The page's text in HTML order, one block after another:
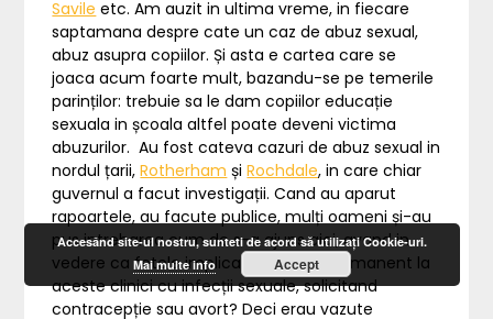
Savile etc. Am auzit in ultima vreme, in fiecare
saptamana despre cate un caz de abuz sexual,
abuz asupra copiilor. Și asta e cartea care se
joaca acum foarte mult, bazandu-se pe temerile
parinților: trebuie sa le dam copiilor educație
sexuala in școala altfel poate deveni victima
abuzurilor. Au fost cateva cazuri de abuz sexual in
nordul țarii,Rotherham șiRochdale, in care chiar
guvernul a facut investigații. Cand au aparut
rapoartele, au facute publice, mulți oameni și-au
pus intrebarea cum de s-a ajuns aici, avand in
vedere ca fetele implicate veneau permanent la
aceste clinici cu infecții sexuale, solicitand
contracepție sau avort? Deci erau vazute
Accesând site-ul nostru, sunteti de acord să utilizați Cookie-uri.
Mai multe info
Accept